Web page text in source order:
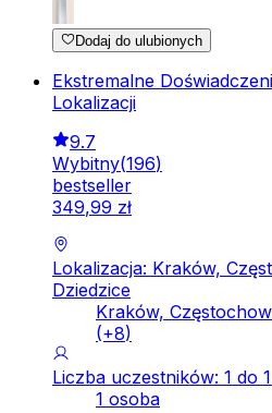
Dodaj do ulubionych
Ekstremalne
Lokalizacji
9.7
Wybitny(196)
bestseller
349,99 zł
Lokalizacja: Kraków,
Dziedzice
Kraków,
(+8)
Liczba uczestników: 1 do
1 osoba